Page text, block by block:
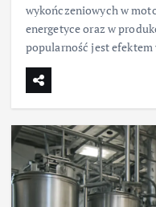
wykończeniowych w
energetyce oraz w
popularność jest